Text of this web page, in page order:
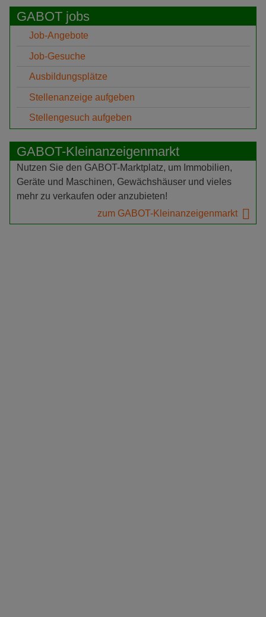
GABOT jobs
Job-Angebote
Job-Gesuche
Ausbildungsplätze
Stellenanzeige aufgeben
Stellengesuch aufgeben
GABOT-Kleinanzeigenmarkt
Nutzen Sie den GABOT-Marktplatz, um Immobilien,
Geräte und Maschinen, Gewächshäuser und vieles
mehr zu verkaufen oder anzubieten!
zum GABOT-Kleinanzeigenmarkt